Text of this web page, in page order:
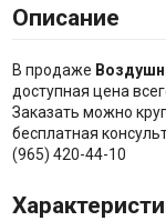
Описание
В продаже
доступная цена
Заказать можно
бесплатная
(965) 420-44-10